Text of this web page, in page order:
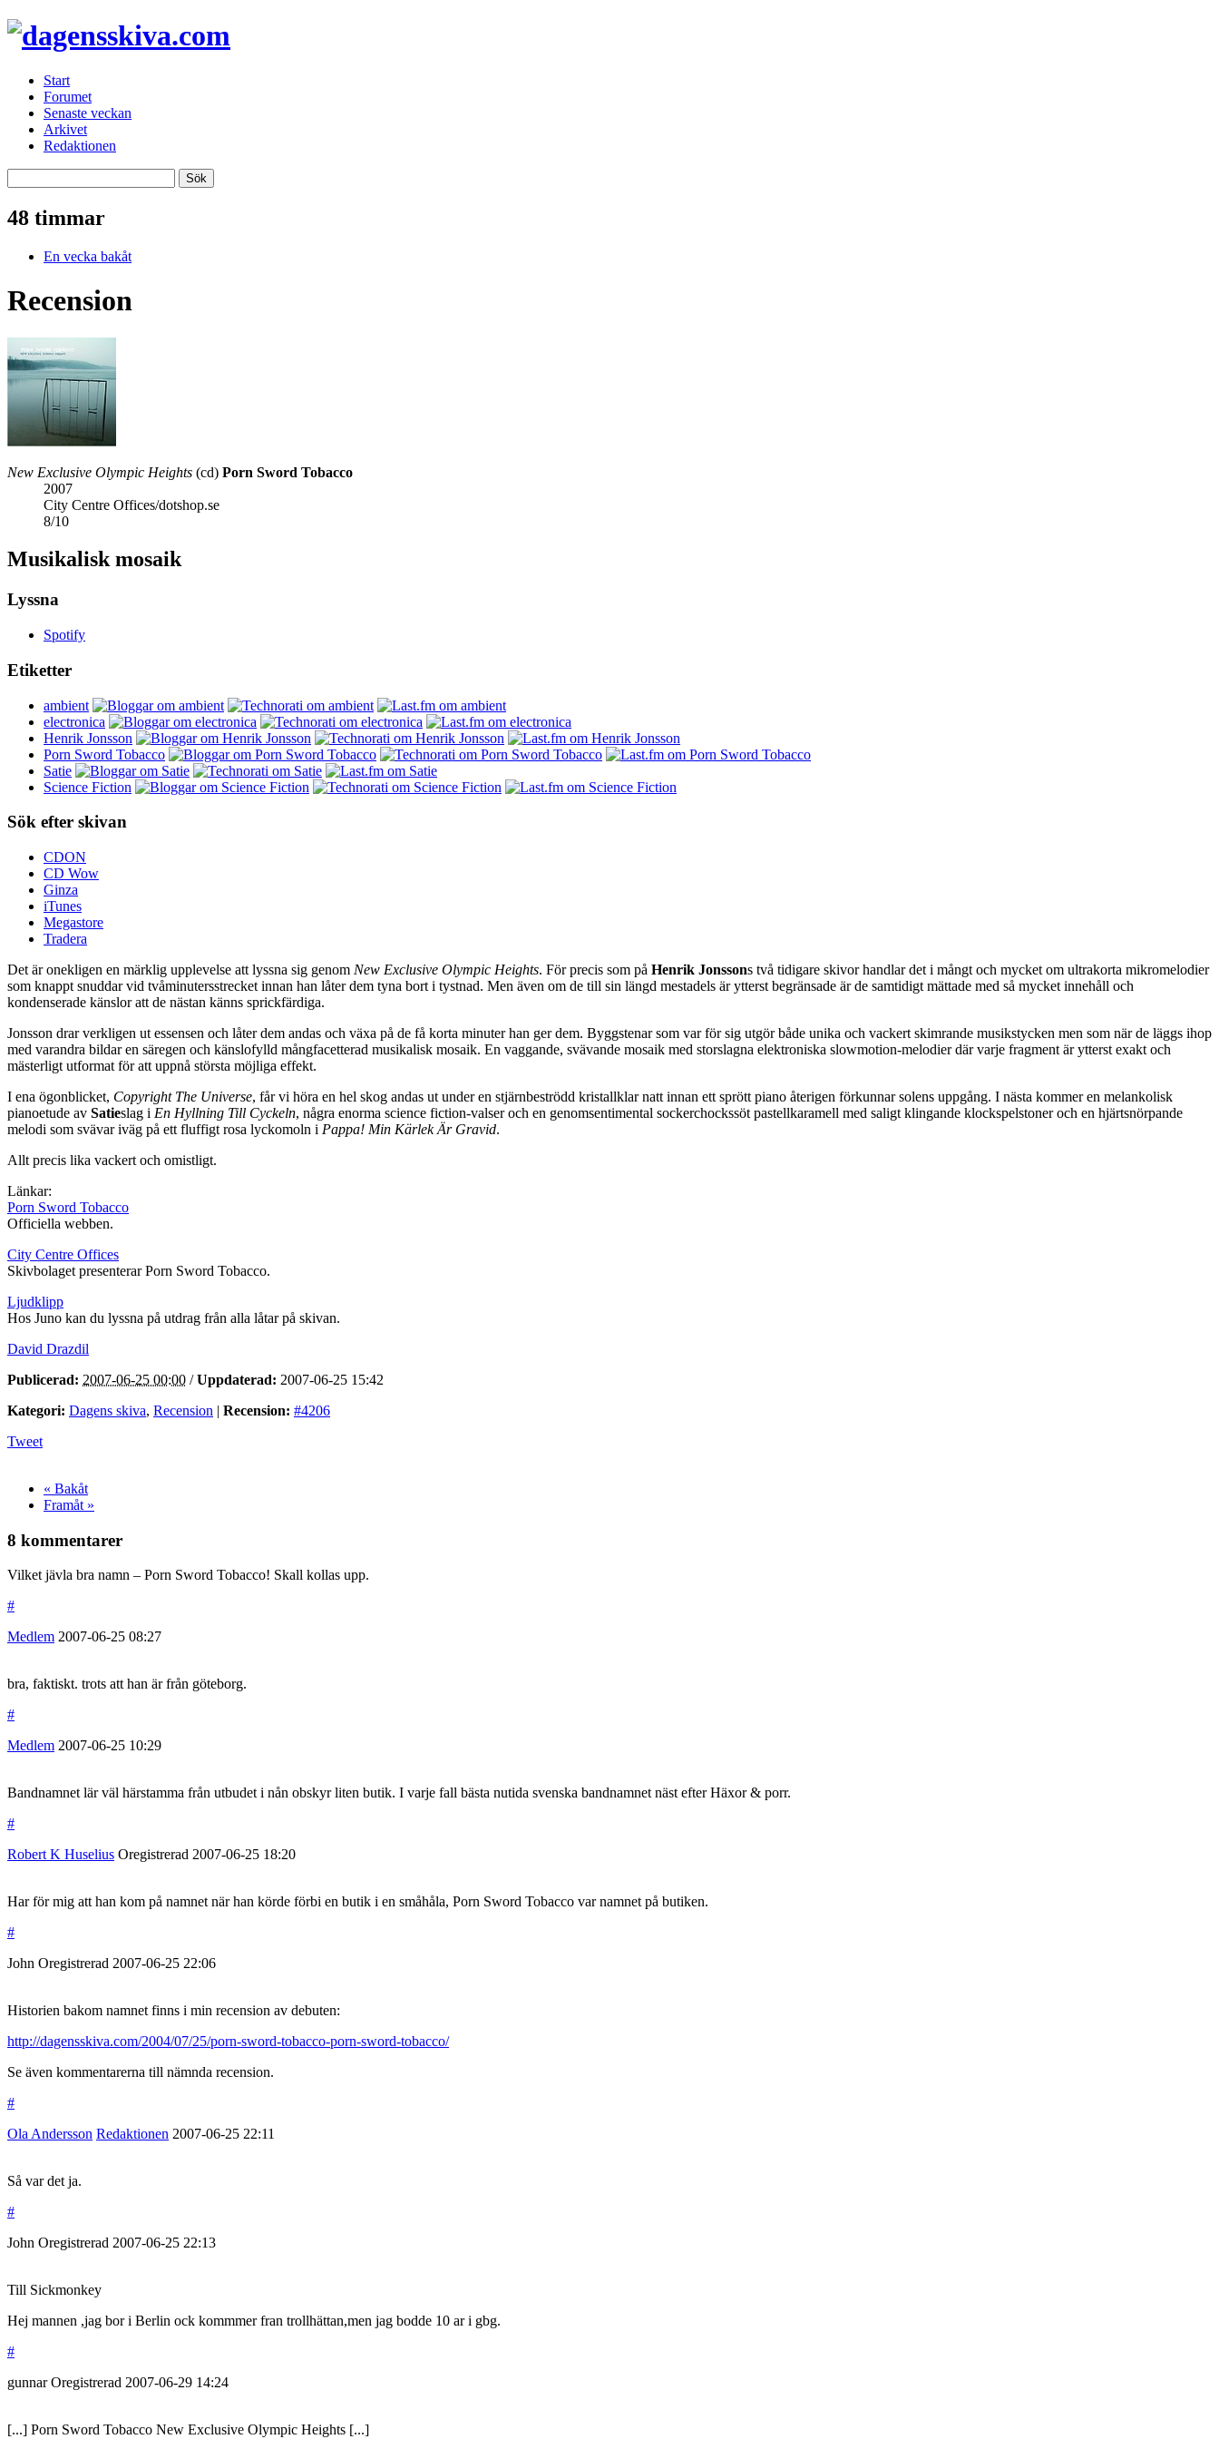
Start
Forumet
Senaste veckan
Arkivet
Redaktionen
48 timmar
En vecka bakåt
Recension
New Exclusive Olympic Heights (cd) Porn Sword Tobacco
2007
City Centre Offices/dotshop.se
8/10
Musikalisk mosaik
Lyssna
Spotify
Etiketter
ambient
electronica
Henrik Jonsson
Porn Sword Tobacco
Satie
Science Fiction
Sök efter skivan
CDON
CD Wow
Ginza
iTunes
Megastore
Tradera
Det är onekligen en märklig upplevelse att lyssna sig genom New Exclusive Olympic Heights. För precis som på Henrik Jonssons två tidigare skivor handlar det i mångt och mycket om ultrakorta mikromelodier
som knappt snuddar vid tvåminutersstrecket innan han låter dem tyna bort i tystnad. Men även om de till sin längd mestadels är ytterst begränsade är de samtidigt mättade med så mycket innehåll och
kondenserade känslor att de nästan känns sprickfärdiga.
Jonsson drar verkligen ut essensen och låter dem andas och växa på de få korta minuter han ger dem. Byggstenar som var för sig utgör både unika och vackert skimrande musikstycken men som när de läggs ihop
med varandra bildar en säregen och känslofylld mångfacetterad musikalisk mosaik. En vaggande, svävande mosaik med storslagna elektroniska slowmotion-melodier där varje fragment är ytterst exakt och
mästerligt utformat för att uppnå största möjliga effekt.
I ena ögonblicket, Copyright The Universe, får vi höra en hel skog andas ut under en stjärnbeströdd kristallklar natt innan ett sprött piano återigen förkunnar solens uppgång. I nästa kommer en melankolisk
pianoetude av Satieslag i En Hyllning Till Cyckeln, några enorma science fiction-valser och en genomsentimental sockerchockssöt pastellkaramell med saligt klingande klockspelstoner och en hjärtsnörpande
melodi som svävar iväg på ett fluffigt rosa lyckomoln i Pappa! Min Kärlek Är Gravid.
Allt precis lika vackert och omistligt.
Länkar:
Porn Sword Tobacco
Officiella webben.
City Centre Offices
Skivbolaget presenterar Porn Sword Tobacco.
Ljudklipp
Hos Juno kan du lyssna på utdrag från alla låtar på skivan.
David Drazdil
Publicerad: 2007-06-25 00:00 /Uppdaterad: 2007-06-25 15:42
Kategori: Dagens skiva, Recension | Recension: #4206
Tweet
« Bakåt
Framåt »
8 kommentarer
Vilket jävla bra namn – Porn Sword Tobacco! Skall kollas upp.
#
Medlem 2007-06-25 08:27
bra, faktiskt. trots att han är från göteborg.
#
Medlem 2007-06-25 10:29
Bandnamnet lär väl härstamma från utbudet i nån obskyr liten butik. I varje fall bästa nutida svenska bandnamnet näst efter Häxor & porr.
#
Robert K Huselius Oregistrerad 2007-06-25 18:20
Har för mig att han kom på namnet när han körde förbi en butik i en småhåla, Porn Sword Tobacco var namnet på butiken.
#
John Oregistrerad 2007-06-25 22:06
Historien bakom namnet finns i min recension av debuten:
http://dagensskiva.com/2004/07/25/porn-sword-tobacco-porn-sword-tobacco/
Se även kommentarerna till nämnda recension.
#
Ola Andersson Redaktionen 2007-06-25 22:11
Så var det ja.
#
John Oregistrerad 2007-06-25 22:13
Till Sickmonkey
Hej mannen ,jag bor i Berlin ock kommmer fran trollhättan,men jag bodde 10 ar i gbg.
#
gunnar Oregistrerad 2007-06-29 14:24
[...] Porn Sword Tobacco New Exclusive Olympic Heights [...]